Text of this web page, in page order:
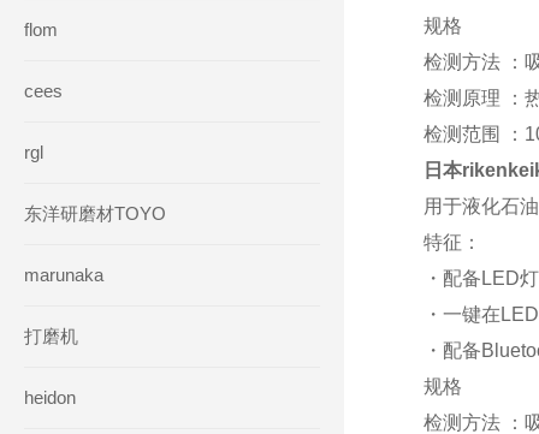
flom
cees
rgl
东洋研磨材TOYO
marunaka
打磨机
heidon
规格
检测方法 ：
检测原理 ：
检测范围 ：
日本
用于液化石
特征：
・配备LED
・一键在
・配备
规格
检测方法 ：